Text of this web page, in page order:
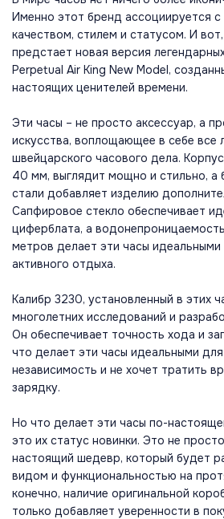
Именно этот бренд ассоциируется
качеством, стилем и статусом. И
предстает новая версия
Perpetual Air King New Model,
настоящих ценителей времени.
Эти часы – не просто аксессуар, а
искусства, воплощающее в себе все
швейцарского часового дела.
40 мм, выглядит мощно и стильно, а
стали добавляет изделию
Сапфировое стекло обеспечивает
циферблата, а
метров делает эти часы
активного отдыха.
Калибр 3230, установленный в этих
многолетних исследований и
Он обеспечивает точность хода и
что делает эти часы идеальными для
независимость и не хочет тратить
зарядку.
Но что делает эти часы по-
это их статус новинки. Это не
настоящий шедевр, который будет
видом и функциональностью на
конечно, наличие оригинальной
только добавляет уверенности в